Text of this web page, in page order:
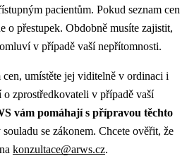
pacientům. Pokud seznam cen
o přestupek. Obdobně musíte zajistit,
v případě vaší nepřítomnosti.
cen, umístěte jej viditelně v ordinaci i
o zprostředkovateli v případě vaší
vám pomáhají s přípravou těchto
se zákonem. Chcete ověřit, že
konzultace@arws.cz.